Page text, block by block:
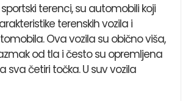
sportski terenci, su automobili koji
terenskih vozila i
Ova vozila su obično viša,
od tla i često su opremljena
sva četiri točka. U suv vozila